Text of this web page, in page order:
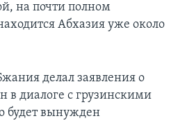
на почти полном
Абхазия уже около
делал заявления о
в диалоге с грузинскими
будет вынужден